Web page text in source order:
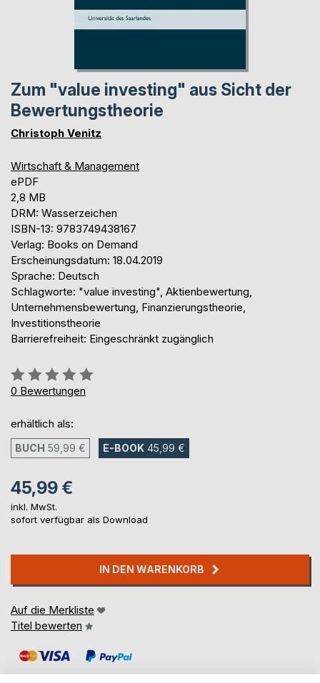
Zum "value investing" aus Sicht der
Bewertungstheorie
Christoph Venitz
Wirtschaft & Management
ePDF
2,8 MB
DRM: Wasserzeichen
ISBN-13: 9783749438167
Verlag: Books on Demand
Erscheinungsdatum: 18.04.2019
Sprache: Deutsch
Schlagworte: "value investing", Aktienbewertung,
Unternehmensbewertung, Finanzierungstheorie,
Investitionstheorie
Barrierefreiheit: Eingeschränkt zugänglich
Bewertung::
0%
0 Bewertungen
erhältlich als:
BUCH 59,99 € E-BOOK 45,99 €
45,99 €
inkl. MwSt.
sofort verfügbar als Download
IN DEN WARENKORB
Auf die Merkliste
Titel bewerten